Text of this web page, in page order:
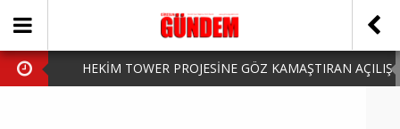
HEKİM TOWER PROJESİNE GÖZ KAMAŞTIRAN AÇILIŞ